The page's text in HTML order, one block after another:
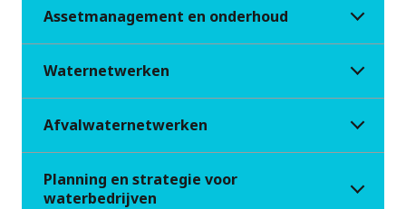
Assetmanagement en onderhoud
Waternetwerken
Afvalwaternetwerken
Planning en strategie voor
waterbedrijven